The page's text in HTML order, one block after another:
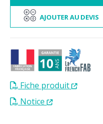
AJOUTER AU DEVIS
Fiche produit
Notice